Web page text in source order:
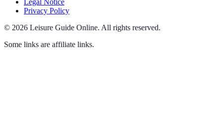
Privacy Policy
© 2026 Leisure Guide Online. All rights reserved.
Some links are affiliate links.